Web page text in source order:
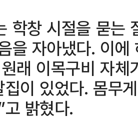
학창 시절을 묻는
을 자아냈다. 이
래 이목구비 자
집이 있었다. 몸무
밝혔다.